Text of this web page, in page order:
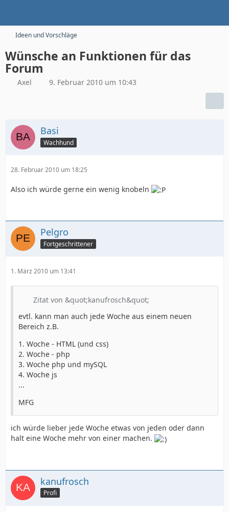
Ideen und Vorschläge
Wünsche an Funktionen für das
Forum
Axel 9. Februar 2010 um 10:43
Basi
Wachhund
28. Februar 2010 um 18:25
Also ich würde gerne ein wenig knobeln
Pelgro
Fortgeschrittener
1. März 2010 um 13:41
Zitat von &quot;kanufrosch&quot;
evtl. kann man auch jede Woche aus einem neuen
Bereich z.B.
1. Woche - HTML (und css)
2. Woche - php
3. Woche php und mySQL
4. Woche js
...
MFG
ich würde lieber jede Woche etwas von jeden oder dann
halt eine Woche mehr von einer machen.
kanufrosch
Profi